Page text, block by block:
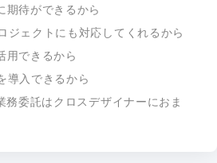
期待ができるから
ジェクトにも対応してくれるから
用できるから
導入できるから
務委託はクロスデザイナーにおま